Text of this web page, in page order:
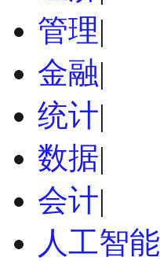
管理|
金融|
统计|
数据|
会计|
人工智能